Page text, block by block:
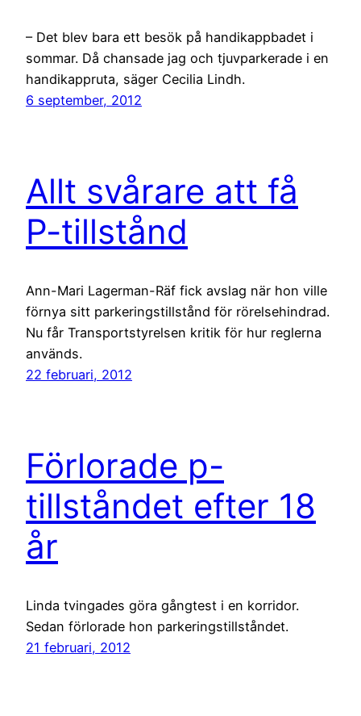
– Det blev bara ett besök på handikappbadet i
sommar. Då chansade jag och tjuvparkerade i en
handikappruta, säger Cecilia Lindh.
6 september, 2012
Allt svårare att få
P-tillstånd
Ann-Mari Lagerman-Räf fick avslag när hon ville
förnya sitt parkeringstillstånd för rörelsehindrad.
Nu får Transportstyrelsen kritik för hur reglerna
används.
22 februari, 2012
Förlorade p-
tillståndet efter 18
år
Linda tvingades göra gångtest i en korridor.
Sedan förlorade hon parkeringstillståndet.
21 februari, 2012